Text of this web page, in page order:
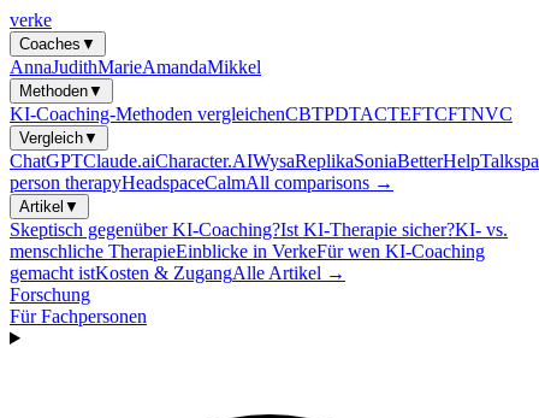
verke
Coaches ▼
AnnaJudithMarieAmandaMikkel
Methoden▼
KI-Coaching-Methoden vergleichenCBTPDTACTEFTCFTNVC
Vergleich▼
ChatGPTClaude.aiCharacter.AIWysaReplikaSoniaBetterHelp
person therapyHeadspaceCalmAll comparisons →
Artikel ▼
Skeptisch gegenüber KI-Coaching?Ist KI-Therapie sicher?KI- vs.
menschliche TherapieEinblicke in VerkeFür wen KI-Coaching
gemacht istKosten & ZugangAlle Artikel →
Forschung
Für Fachpersonen